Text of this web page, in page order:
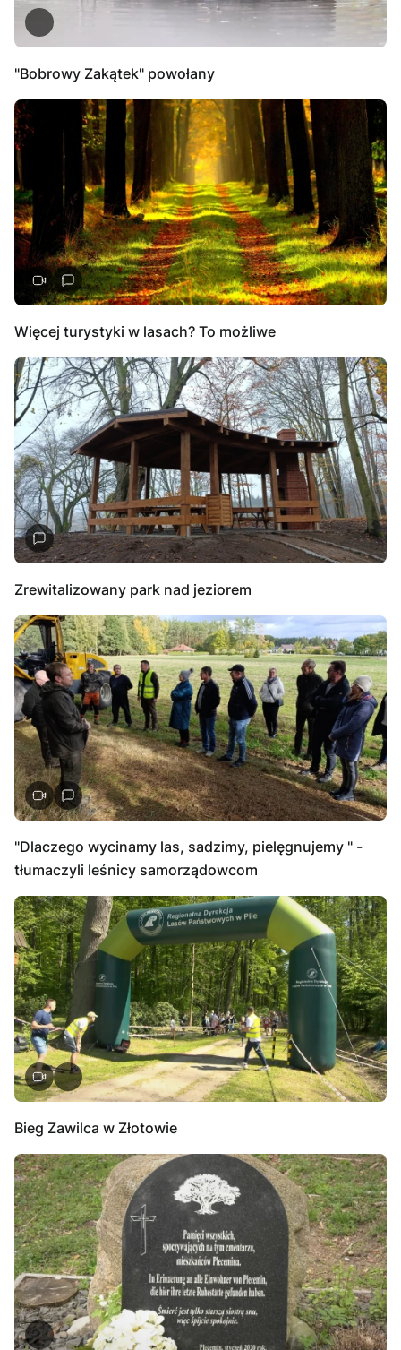
"Bobrowy Zakątek" powołany
Więcej turystyki w lasach? To możliwe
Zrewitalizowany park nad jeziorem
"Dlaczego wycinamy las, sadzimy, pielęgnujemy " -
tłumaczyli leśnicy samorządowcom
Bieg Zawilca w Złotowie